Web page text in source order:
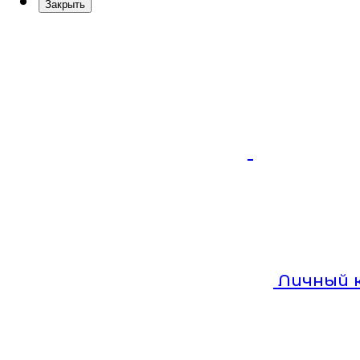
Закрыть
Личный